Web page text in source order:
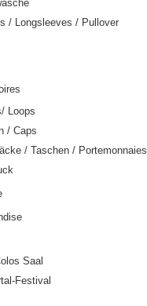
/ Longsleeves / Pullover
Loops
/ Caps
/ Taschen / Portemonnaies
Saal
Festival